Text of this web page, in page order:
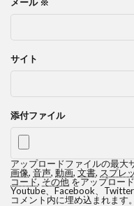
サイト
添付ファイル
アップロードファイルの最大
画像, 音声, 動画, 文書, スプレ
コード,その他をアップロー
Youtube、Facebook、
コメント内に埋め込まれます。